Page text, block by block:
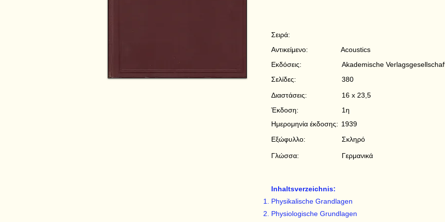
Acoustics
Akademische
380
16 x 23,5
1η
1939
Σκληρό
Γερμανικά
Σειρά:
Αντικείμενο:
Εκδόσεις:
Σελίδες:
Διαστάσεις:
Έκδοση:
Ημερομηνία έκδοσης:
Εξώφυλλο:
Γλώσσα:
Inhaltsverzeichnis:
Physikalische Grandlagen
Physiologische Grundlagen